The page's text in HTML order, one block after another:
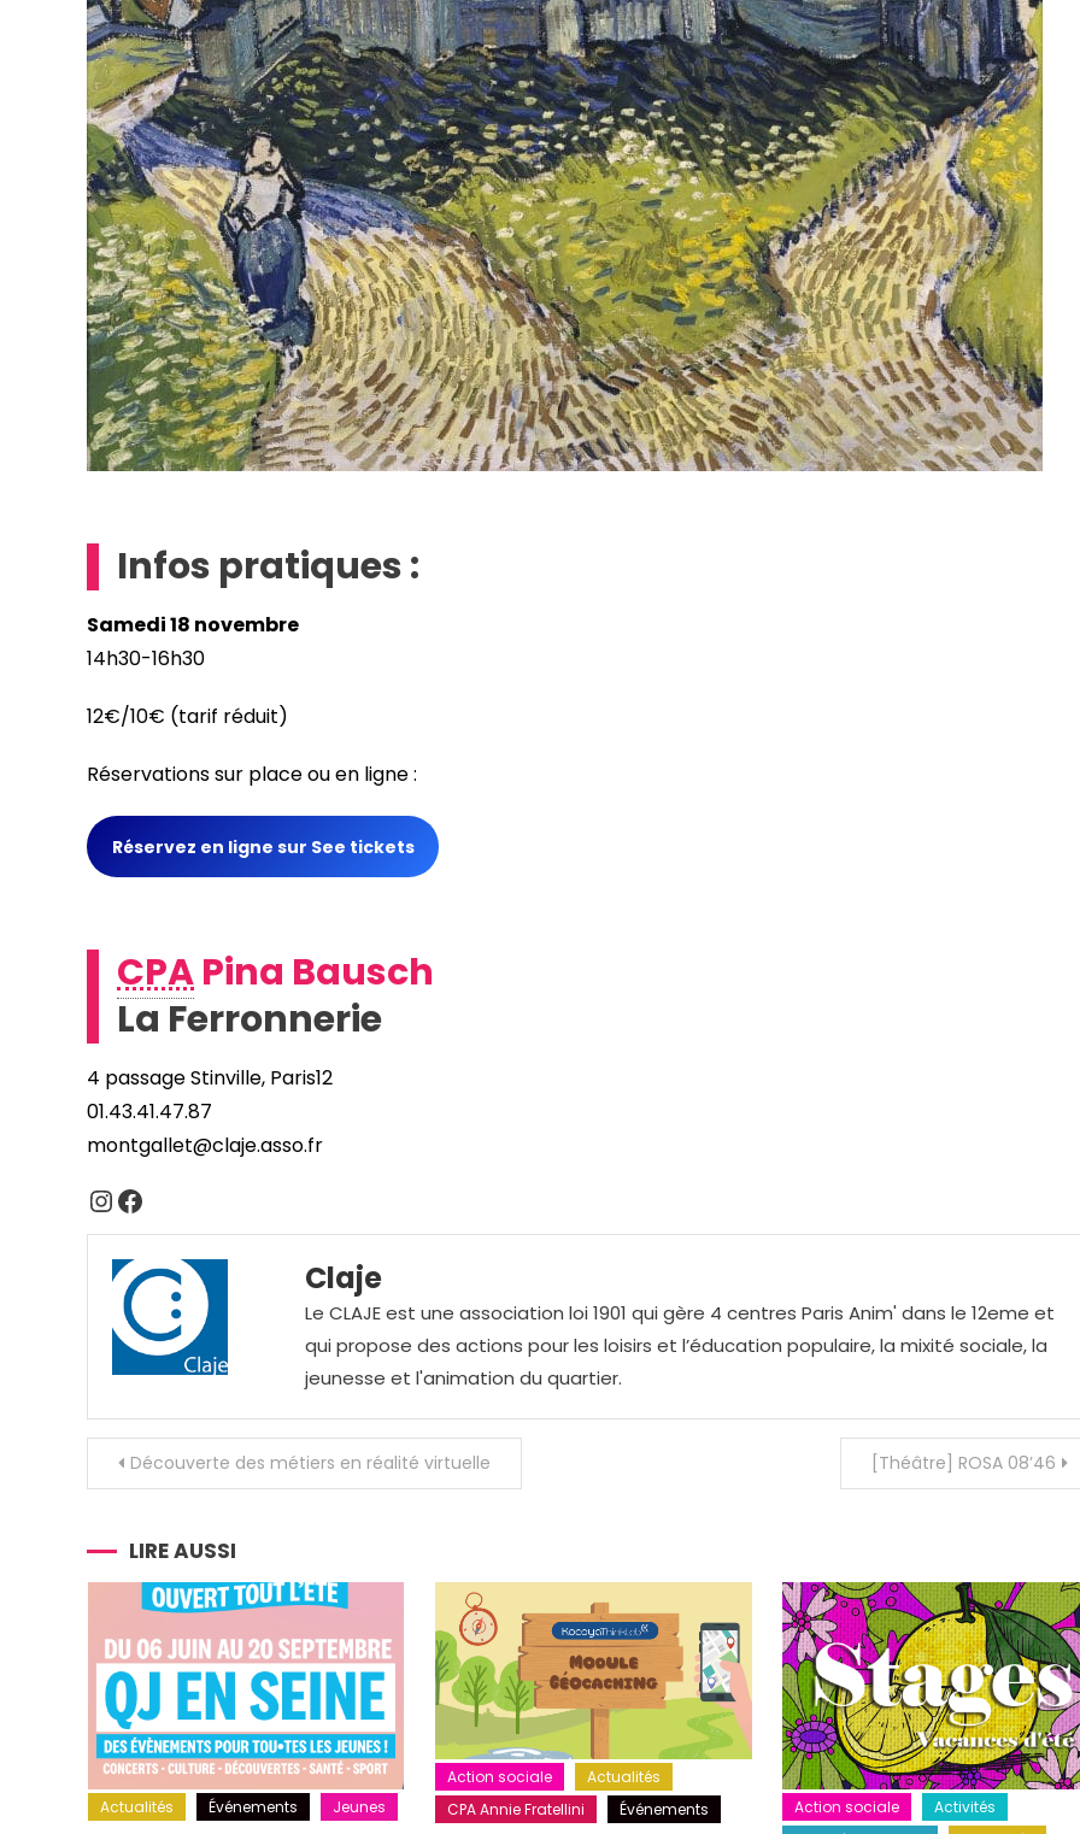
Infos pratiques :
Samedi 18 novembre
14h30-16h30
12€/10€ (tarif réduit)
Réservations sur place ou en ligne :
Réservez en ligne sur See tickets
CPAPina Bausch
La Ferronnerie
4 passage Stinville, Paris12
01.43.41.47.87
montgallet@claje.asso.fr
Instagram
Facebook
Claje
Le CLAJE est une association loi 1901 qui gère 4 centres Paris Anim' dans le 12eme et
qui propose des actions pour les loisirs et l’éducation populaire, la mixité sociale, la
jeunesse et l'animation du quartier.
Navigation
de
l’article
Découverte des métiers en réalité virtuelle [Théâtre] ROSA 08’46
LIRE AUSSI
Actualités Événements Jeunes
Action sociale
Actualités
CPA Annie Fratellini
Événements Action sociale
Activités